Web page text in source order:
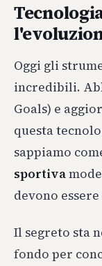
Oggi gli
incredibili.
Goals) e
questa
sappiamo
sportiva
devono
Il segreto sta
fondo per